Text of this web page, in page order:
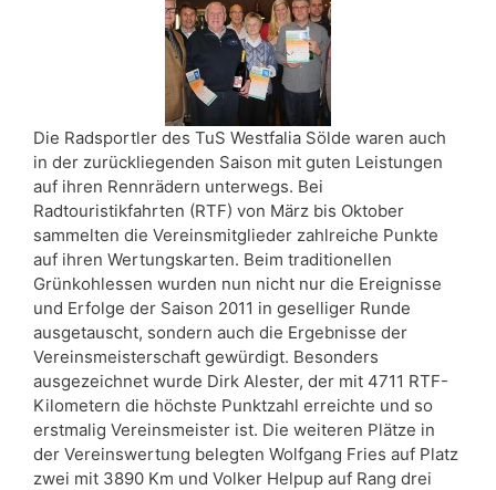
Die Radsportler des TuS Westfalia Sölde waren auch
in der zurückliegenden Saison mit guten Leistungen
auf ihren Rennrädern unterwegs. Bei
Radtouristikfahrten (RTF) von März bis Oktober
sammelten die Vereinsmitglieder zahlreiche Punkte
auf ihren Wertungskarten. Beim traditionellen
Grünkohlessen wurden nun nicht nur die Ereignisse
und Erfolge der Saison 2011 in geselliger Runde
ausgetauscht, sondern auch die Ergebnisse der
Vereinsmeisterschaft gewürdigt. Besonders
ausgezeichnet wurde Dirk Alester, der mit 4711 RTF-
Kilometern die höchste Punktzahl erreichte und so
erstmalig Vereinsmeister ist. Die weiteren Plätze in
der Vereinswertung belegten Wolfgang Fries auf Platz
zwei mit 3890 Km und Volker Helpup auf Rang drei